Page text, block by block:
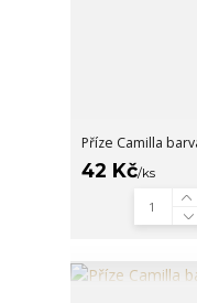
Příze Camilla
42 Kč/ks